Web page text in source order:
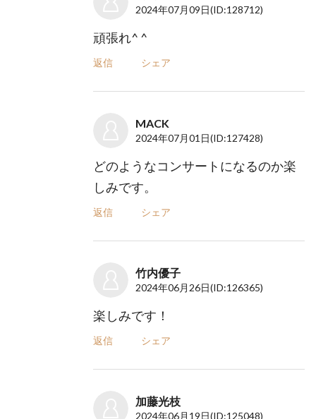
2024年07月09日(ID:128712)
頑張れ^ ^
返信 シェア
MACK
2024年07月01日(ID:127428)
どのようなコンサートになるのか楽
しみです。
返信 シェア
竹内優子
2024年06月26日(ID:126365)
楽しみです！
返信 シェア
加藤光枝
2024年06月19日(ID:125048)